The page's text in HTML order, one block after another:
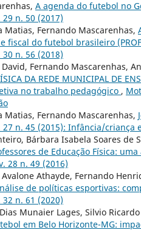
A agenda do futebol no
n. 50 (2017)
Matias, Fernando Mascarenhas,
fiscal do futebol brasileiro
n. 56 (2018)
Fernando Mascarenhas,
DA REDE MUNICIPAL DE
no trabalho pedagógico ,
Matias, Fernando Mascarenhas,
n. 45 (2015): Infância/criança
Bárbara Isabela Soares de
de Educação Física:
28 n. 49 (2016)
Athayde, Fernando
de políticas esportivas:
n. 61 (2020)
Munaier Lages, Silvio
em Belo Horizonte-MG: